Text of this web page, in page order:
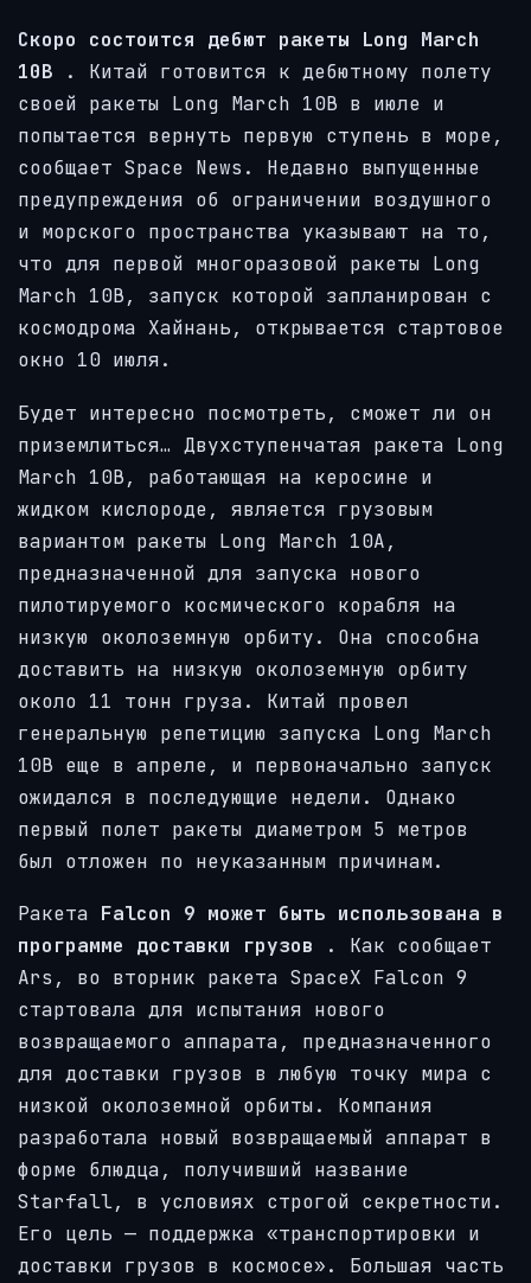
Скоро состоится дебют ракеты Long March
10B . Китай готовится к дебютному полету
своей ракеты Long March 10B в июле и
попытается вернуть первую ступень в море,
сообщает Space News. Недавно выпущенные
предупреждения об ограничении воздушного
и морского пространства указывают на то,
что для первой многоразовой ракеты Long
March 10B, запуск которой запланирован с
космодрома Хайнань, открывается стартовое
окно 10 июля.
Будет интересно посмотреть, сможет ли он
приземлиться… Двухступенчатая ракета Long
March 10B, работающая на керосине и
жидком кислороде, является грузовым
вариантом ракеты Long March 10A,
предназначенной для запуска нового
пилотируемого космического корабля на
низкую околоземную орбиту. Она способна
доставить на низкую околоземную орбиту
около 11 тонн груза. Китай провел
генеральную репетицию запуска Long March
10B еще в апреле, и первоначально запуск
ожидался в последующие недели. Однако
первый полет ракеты диаметром 5 метров
был отложен по неуказанным причинам.
Ракета Falcon 9 может быть использована в
программе доставки грузов . Как сообщает
Ars, во вторник ракета SpaceX Falcon 9
стартовала для испытания нового
возвращаемого аппарата, предназначенного
для доставки грузов в любую точку мира с
низкой околоземной орбиты. Компания
разработала новый возвращаемый аппарат в
форме блюдца, получивший название
Starfall, в условиях строгой секретности.
Его цель — поддержка «транспортировки и
доставки грузов в космосе». Большая часть